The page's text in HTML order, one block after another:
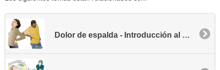
Dolor de espalda - Introducción al manejo del dolor